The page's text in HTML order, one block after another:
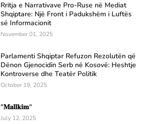
Rritja e Narrativave Pro-Ruse në Mediat
Shqiptare: Një Front i Padukshëm i Luftës
së Informacionit
November 01, 2025
Parlamenti Shqiptar Refuzon Rezolutën që
Dënon Gjenocidin Serb në Kosovë: Heshtje
Kontroverse dhe Teatër Politik
October 19, 2025
"𝐌𝐚𝐥𝐥𝐤𝐢𝐦"
July 12, 2025